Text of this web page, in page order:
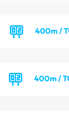
400m /
400m /